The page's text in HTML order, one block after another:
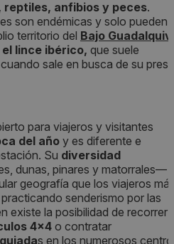
anfibios y peces.
son endémicas y solo pueden
territorio del Bajo
el lince ibérico, que suele
sale en busca de su
para viajeros y visitantes
del año y es diferente e
Su diversidad
dunas, pinares y matorrales—
geografía que los viajeros
senderismo por las
existe la posibilidad de recorrer
4x4 o contratar
s en los numerosos